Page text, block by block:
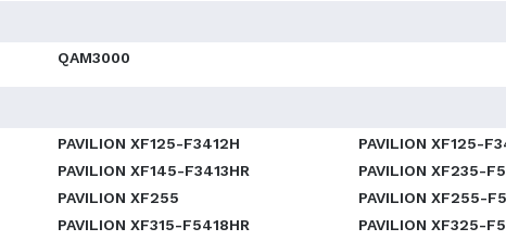
QAM3000
PAVILION XF125-F3412H
PAVILION XF125-
PAVILION XF145-F3413HR
PAVILION XF235-
PAVILION XF255
PAVILION XF255-
PAVILION XF315-F5418HR
PAVILION XF325-